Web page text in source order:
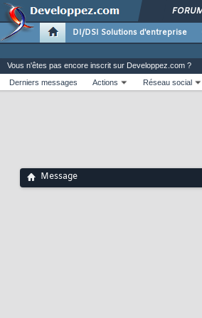
DI/DSI Solutions d'entreprise
Vous n'êtes pas encore inscrit sur Developpez.com ?
Derniers messages
Actions Réseau social
Message